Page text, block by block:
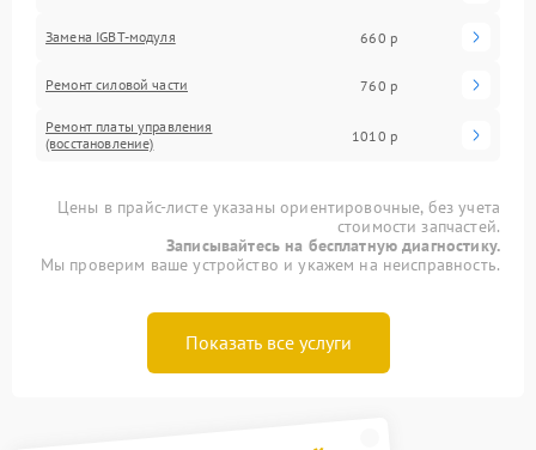
Замена IGBT-модуля 660 р
Ремонт силовой части 760 р
Ремонт платы управления
(восстановление)
1010 р
Цены в прайс-листе указаны ориентировочные, без учета
стоимости запчастей.
Записывайтесь на бесплатную диагностику.
Мы проверим ваше устройство и укажем на неисправность.
Показать все услуги